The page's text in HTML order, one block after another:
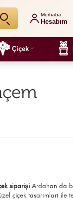
Merhaba
Hesabım
Çiçek
siparişi Ardahan da
çiçek tasarımları